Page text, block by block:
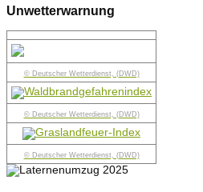
Unwetterwarnung
© Deutscher Wetterdienst, (DWD)
© Deutscher Wetterdienst, (DWD)
© Deutscher Wetterdienst, (DWD)